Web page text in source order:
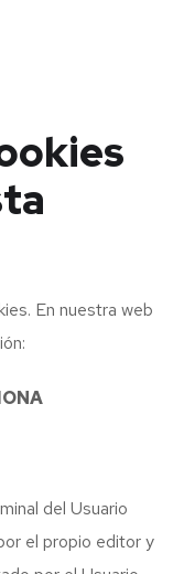
En nuestra web
del Usuario
el propio editor y